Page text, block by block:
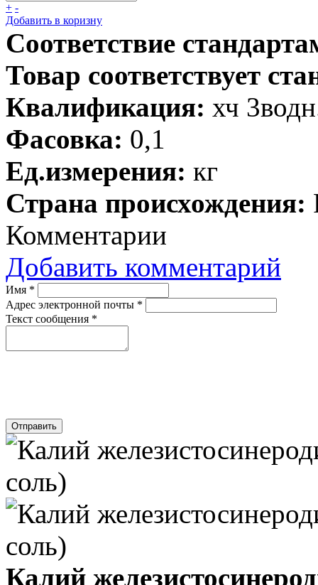
+ -
Добавить в коризну
Соответствие
Товар соответствует
Квалификация: хч
Фасовка: 0,1
Ед.измерения: кг
Страна происхождения:
Комментарии
Добавить комментарий
Имя *
Адрес электронной почты *
Текст сообщения *
Отправить
Калий